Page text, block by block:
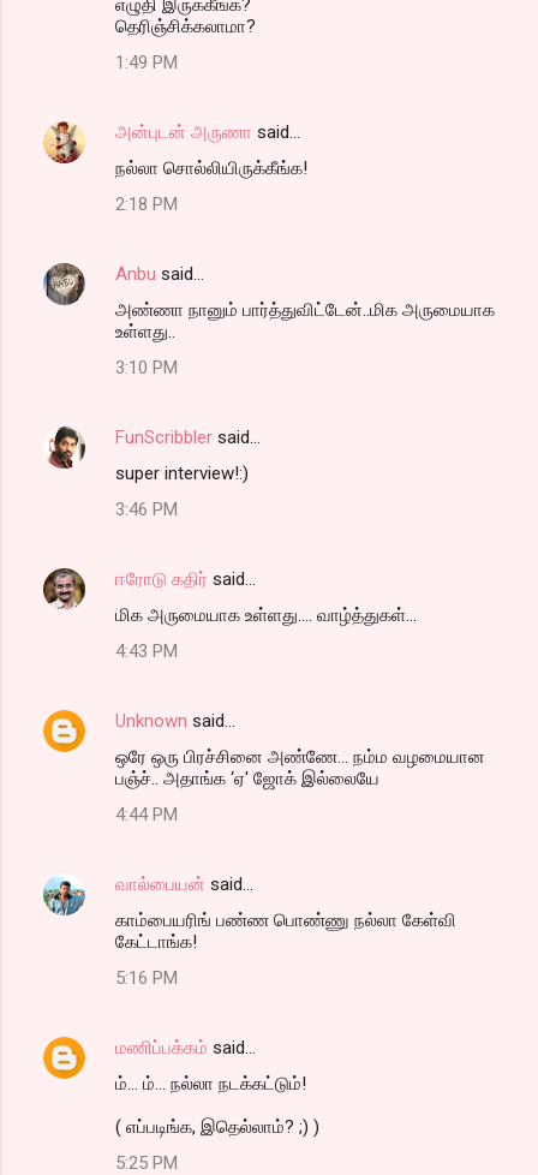
தெரிஞ்சிக்கலாமா?
1:49 PM
அன்புடன் அருணா said…
நல்லா சொல்லியிருக்கீங்க!
2:18 PM
Anbu said…
அண்ணா நானும் பார்த்துவிட்டேன்..மிக அருமையாக
உள்ளது..
3:10 PM
FunScribbler said…
super interview!:)
3:46 PM
ஈரோடு கதிர் said…
மிக அருமையாக உள்ளது.... வாழ்த்துகள்...
4:43 PM
Unknown said…
ஒரே ஒரு பிரச்சினை அண்ணே... நம்ம வழமையான
பஞ்ச்.. அதாங்க ‘ஏ' ஜோக் இல்லையே
4:44 PM
வால்பையன் said…
காம்பையரிங் பண்ண பொண்ணு நல்லா கேள்வி
கேட்டாங்க!
5:16 PM
மணிப்பக்கம் said…
ம்... ம்... நல்லா நடக்கட்டும்!
( எப்படிங்க, இதெல்லாம்? ;) )
5:25 PM